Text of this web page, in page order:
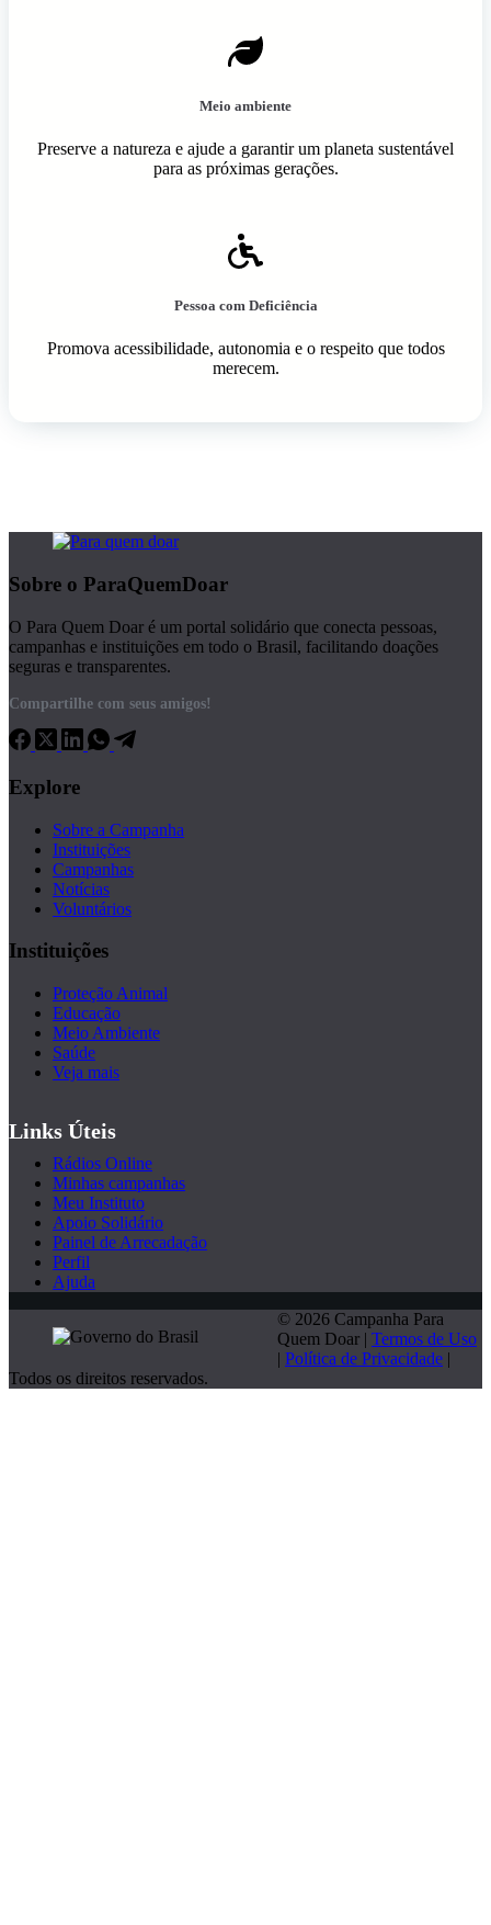
Meio ambiente
Preserve a natureza e ajude a garantir um planeta sustentável
para as próximas gerações.
Pessoa com Deficiência
Promova acessibilidade, autonomia e o respeito que todos
merecem.
Sobre o ParaQuemDoar
O Para Quem Doar é um portal solidário que conecta pessoas,
campanhas e instituições em todo o Brasil, facilitando doações
seguras e transparentes.
Compartilhe com seus amigos!
Explore
Sobre a Campanha
Instituições
Campanhas
Notícias
Voluntários
Instituições
Proteção Animal
Educação
Meio Ambiente
Saúde
Veja mais
Links Úteis
Rádios Online
Minhas campanhas
Meu Instituto
Apoio Solidário
Painel de Arrecadação
Perfil
Ajuda
© 2026 Campanha Para
Quem Doar | Termos de Uso
| Política de Privacidade |
Todos os direitos reservados.